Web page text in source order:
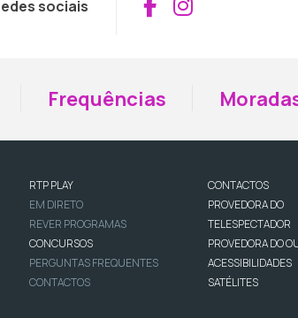
sociais
Frequências
RTP PLAY
EM DIRETO
REVER PROGRAMAS
CONCURSOS
PERGUNTAS FREQUENTES
CONTACTOS
CONTACTOS
PROVEDORA DO
TELESPECTADOR
PROVEDORA DO
ACESSIBILIDADES
SATÉLITES